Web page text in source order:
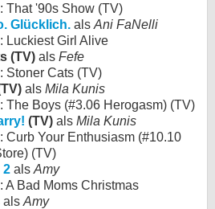
That '90s Show (TV)
Glücklich. als Ani FaNelli
Luckiest Girl Alive
(TV) als Fefe
Stoner Cats (TV)
als Mila Kunis
The Boys (#3.06 Herogasm) (TV)
(TV) als Mila Kunis
Curb Your Enthusiasm (#10.10
(TV)
2 als Amy
A Bad Moms Christmas
als Amy